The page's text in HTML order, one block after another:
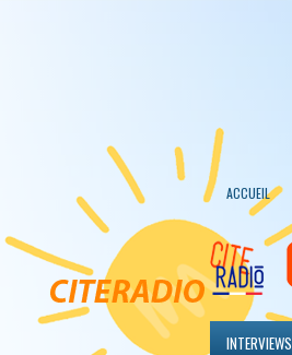
ACCUEIL
INTERVIEWS